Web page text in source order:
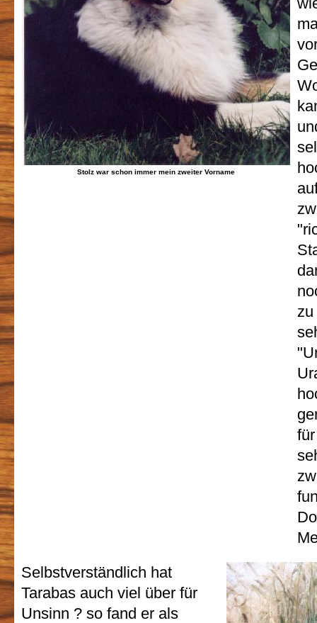
Stolz war schon immer mein zweiter Vorname
zu
Selbstverständlich hat
Tarabas auch viel über für
Unsinn ? so fand er als